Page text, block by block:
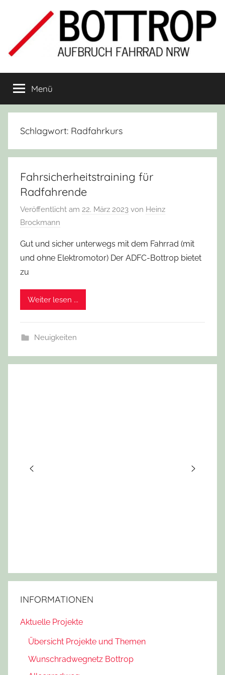
springen
Aufbruch
Fahrrad
Bottrop
BottropMenü
Schlagwort: Radfahrkurs
Fahrsicherheitstraining für
Radfahrende
Veröffentlicht am 22. März 2023 von Heinz
Brockmann
Gut und sicher unterwegs mit dem Fahrrad (mit
und ohne Elektromotor) Der ADFC-Bottrop bietet
zu
Weiter lesen ...
Neuigkeiten
INFORMATIONEN
Aktuelle Projekte
Übersicht Projekte und Themen
Wunschradwegnetz Bottrop